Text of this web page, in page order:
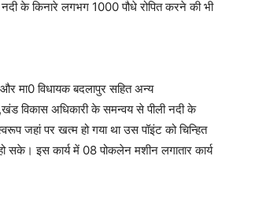
नदी के किनारे लगभग 1000 पौधे रोपित करने की भी
मा0 विधायक बदलापुर सहित अन्य
विकास अधिकारी के समन्वय से पीली नदी के
जहां पर खत्म हो गया था उस पॉइंट को चिन्हित
इस कार्य में 08 पोकलेन मशीन लगातार कार्य